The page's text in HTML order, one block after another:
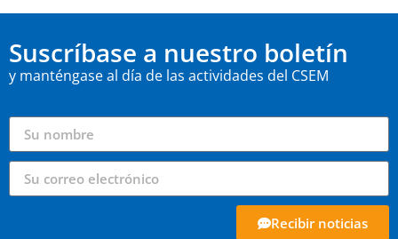
Suscríbase a nuestro boletín
y manténgase al día de las actividades del CSEM
Recibir noticias